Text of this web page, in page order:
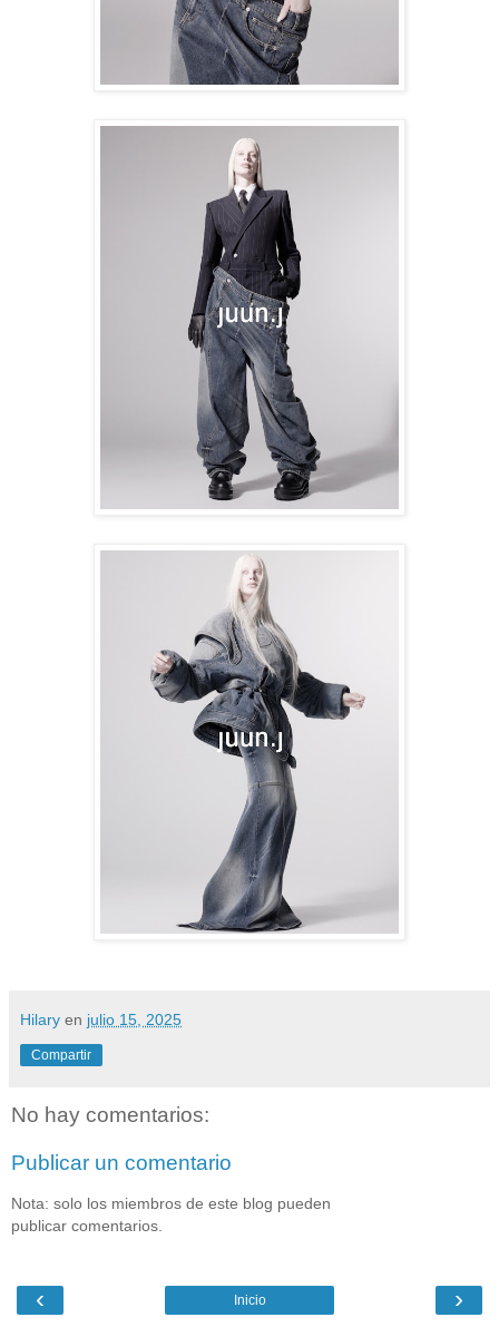
Hilary en julio 15, 2025
Compartir
No hay comentarios:
Publicar un comentario
Nota: solo los miembros de este blog pueden
publicar comentarios.
‹ ›
Inicio